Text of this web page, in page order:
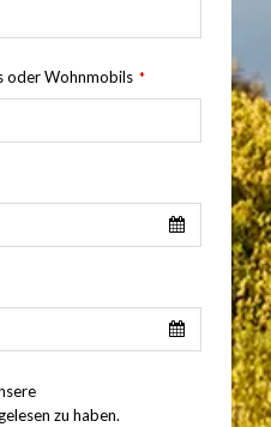
oder Wohnmobils *
gelesen zu haben.